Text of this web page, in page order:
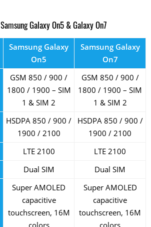
Galaxy On5 & Galaxy On7
Samsung Galaxy
On5
Samsung Galaxy
On7
GSM 850 / 900 /
1800 / 1900 – SIM
1 & SIM 2
GSM 850 / 900 /
1800 / 1900 – SIM
1 & SIM 2
HSDPA 850 / 900 /
1900 / 2100
HSDPA 850 / 900 /
1900 / 2100
LTE 2100
LTE 2100
Dual SIM Dual SIM
Super AMOLED
capacitive
touchscreen, 16M
colors
Super AMOLED
capacitive
touchscreen, 16M
colors